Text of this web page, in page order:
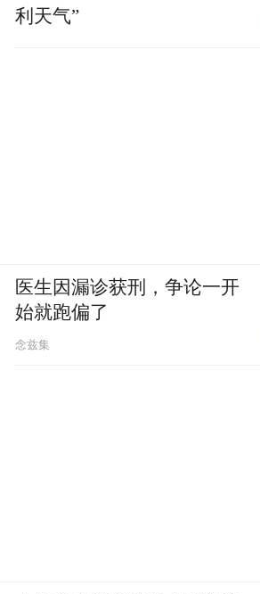
利天气”
医生因漏诊获刑，争论一开
始就跑偏了
念兹集